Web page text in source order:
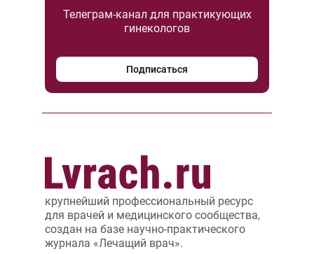
Телеграм-канал для практикующих
гинекологов
Подписаться
крупнейший профессиональный ресурс
для врачей и медицинского сообщества,
создан на базе научно-практического
журнала «Лечащий врач».